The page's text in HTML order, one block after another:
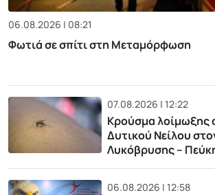
06.08.2026 | 08:21
Φωτιά σε σπίτι στη Μεταμόρφωση
07.08.2026 | 12:22
Κρούσμα λοίμωξης
Δυτικού Νείλου
Λυκόβρυσης –
06.08.2026 | 12:58